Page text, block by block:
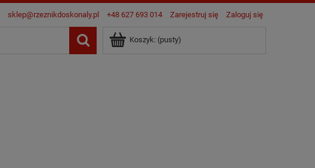
sklep@rzeznikdoskonaly.pl +48 627 693 014 Zarejestruj się Zaloguj się
Koszyk: (pusty)